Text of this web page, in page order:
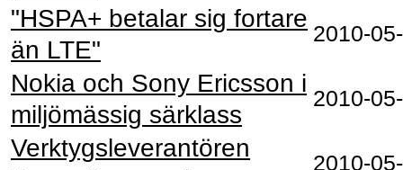
"HSPA+ betalar sig fortare
än LTE"
Nokia och Sony Ericsson i
miljömässig särklass
Verktygsleverantören